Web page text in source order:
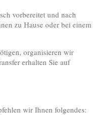
vorbereitet und nach
zu Hause oder bei einem
organisieren wir
erhalten Sie auf
wir Ihnen folgendes: